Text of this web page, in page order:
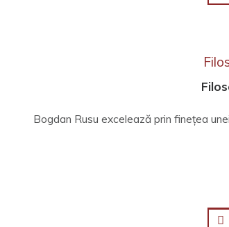
Bogdan Rusu excelează prin finețea